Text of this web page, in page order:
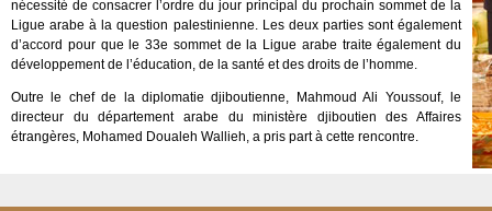
nécessité de consacrer l’ordre du jour principal du prochain sommet de la
Ligue arabe à la question palestinienne. Les deux parties sont également
d’accord pour que le 33e sommet de la Ligue arabe traite également du
développement de l’éducation, de la santé et des droits de l’homme.
Outre le chef de la diplomatie djiboutienne, Mahmoud Ali Youssouf, le
directeur du département arabe du ministère djiboutien des Affaires
étrangères, Mohamed Doualeh Wallieh, a pris part à cette rencontre.